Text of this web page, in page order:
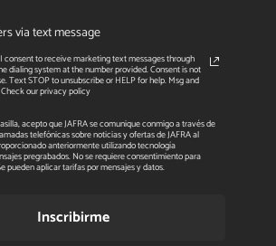
via text message
consent to receive marketing text messages through
dialing system at the number provided. Consent is not
Text STOP to unsubscribe or HELP for help. Msg and
our privacy policy
acepto que JAFRA se comunique conmigo a través de
telefónicas sobre noticias y ofertas de JAFRA al
anteriormente utilizando tecnología
pregrabados. No se requiere consentimiento para
pueden aplicar tarifas por mensajes y datos.
Inscribirme